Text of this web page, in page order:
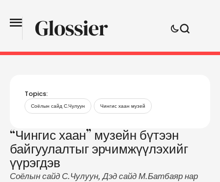
Topics:
Соёлын сайд С.Чулуун Чингис хаан музей
“Чингис хаан” музейн бүтээн
байгуулалтыг эрчимжүүлэхийг
үүрэгдэв
Соёлын сайд С.Чулуун, Дэд сайд М.Батбаяр нар